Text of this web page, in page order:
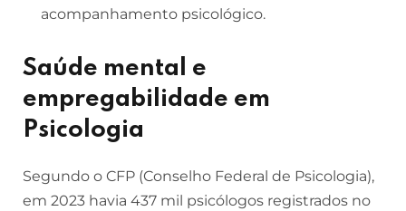
acompanhamento psicológico.
Saúde mental e
empregabilidade em
Psicologia
Segundo o CFP (Conselho Federal de Psicologia),
em 2023 havia 437 mil psicólogos registrados no